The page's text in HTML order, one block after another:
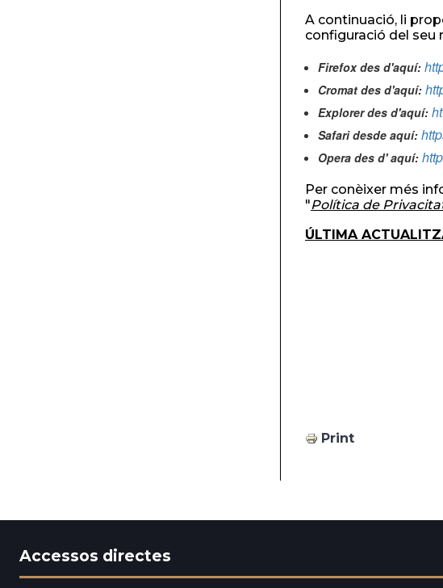
A continuació, li
configuració del seu
Firefox des d'aquí:
Cromat des d'aquí:
Explorer des d'aquí:
Safari desde aquí:
Opera des d' aquí:
Per conèixer més
"Política de
ÚLTIMA
Print
Accessos directes